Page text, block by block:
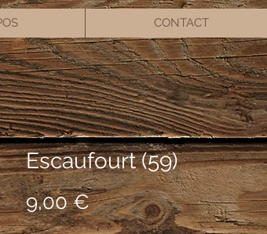
CONTACT
Escaufourt (59)
9,00 €Prix